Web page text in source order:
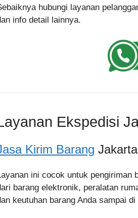
hubungi layanan
info detail lainnya.
Ekspedisi
Kirim Barang
ini cocok untuk pengiriman
barang elektronik, peralatan
keutuhan barang Anda sampai